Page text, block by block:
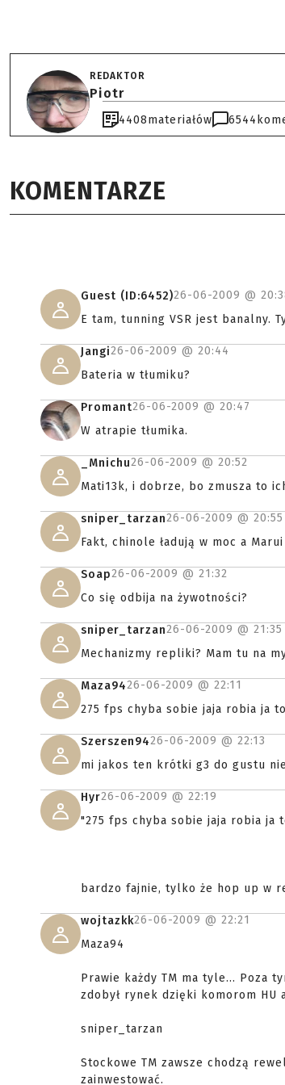
REDAKTOR
Piotr
4408materiałów 6544
KOMENTARZE
Guest (ID:6452)26-06-2009 @
E tam, tunning VSR jest banalny.
Jangi26-06-2009 @ 20:44
Bateria w tłumiku?
Promant26-06-2009 @ 20:47
W atrapie tłumika.
_Mnichu26-06-2009 @ 20:52
Mati13k, i dobrze, bo zmusza to
sniper_tarzan26-06-2009 @ 20:55
Fakt, chinole ładują w moc a
Soap26-06-2009 @ 21:32
Co się odbija na żywotności?
sniper_tarzan26-06-2009 @ 21:35
Mechanizmy repliki? Mam tu na
Maza9426-06-2009 @ 22:11
275 fps chyba sobie jaja robia ja
Szerszen9426-06-2009 @ 22:13
mi jakos ten krótki g3 do gustu
Hyr26-06-2009 @ 22:19
"275 fps chyba sobie jaja robia ja
bardzo fajnie, tylko że hop up w
wojtazkk26-06-2009 @ 22:21
Maza94
Prawie każdy TM ma tyle... Poza
zdobył rynek dzięki komorom HU
sniper_tarzan
Stockowe TM zawsze chodzą
zainwestować.